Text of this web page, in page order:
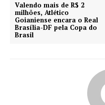
Valendo mais de R$ 2
milhões, Atlético
Goianiense encara o Real
Brasília-DF pela Copa do
Brasil